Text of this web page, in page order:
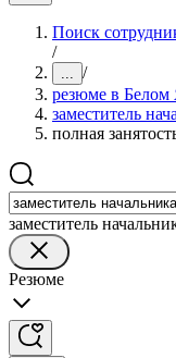
Поиск
/
... /
резюме в Белом
заместитель
полная
заместитель
Резюме